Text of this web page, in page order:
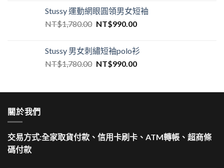
Stussy 運動網眼圓領男女短袖
NT$1,780.00 NT$990.00
Stussy 男女刺繡短袖polo衫
NT$1,780.00 NT$990.00
關於我們
交易方式:全家取貨付款、信用卡刷卡、ATM轉帳、超商條
碼付款